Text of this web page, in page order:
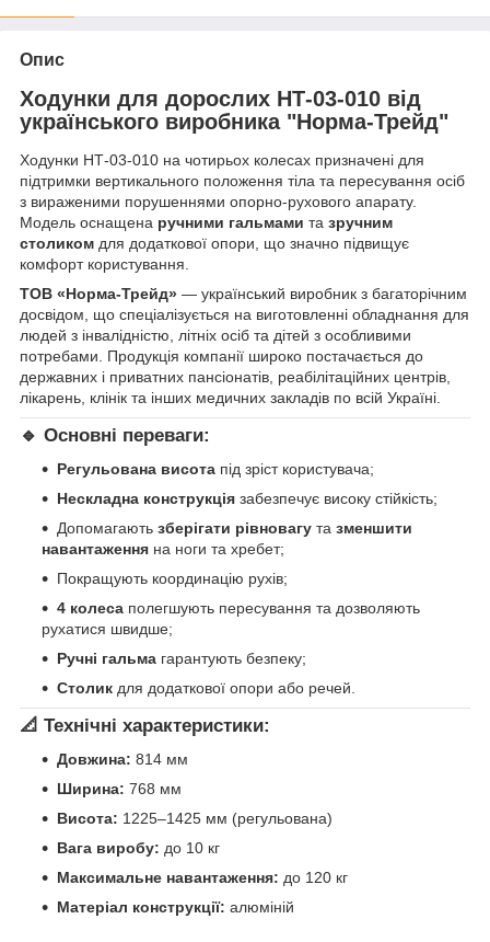
Опис
Ходунки для дорослих НТ-03-010 від
українського виробника "Норма-Трейд"
Ходунки НТ-03-010 на чотирьох колесах призначені для
підтримки вертикального положення тіла та пересування осіб
з вираженими порушеннями опорно-рухового апарату.
Модель оснащена ручними гальмами та зручним
столиком для додаткової опори, що значно підвищує
комфорт користування.
ТОВ «Норма-Трейд» — український виробник з багаторічним
досвідом, що спеціалізується на виготовленні обладнання для
людей з інвалідністю, літніх осіб та дітей з особливими
потребами. Продукція компанії широко постачається до
державних і приватних пансіонатів, реабілітаційних центрів,
лікарень, клінік та інших медичних закладів по всій Україні.
🔹 Основні переваги:
Регульована висота під зріст користувача;
Нескладна конструкція забезпечує високу стійкість;
Допомагають зберігати рівновагу та зменшити
навантаження на ноги та хребет;
Покращують координацію рухів;
4 колеса полегшують пересування та дозволяють
рухатися швидше;
Ручні гальма гарантують безпеку;
Столик для додаткової опори або речей.
📐 Технічні характеристики:
Довжина: 814 мм
Ширина: 768 мм
Висота: 1225–1425 мм (регульована)
Вага виробу: до 10 кг
Максимальне навантаження: до 120 кг
Матеріал конструкції: алюміній